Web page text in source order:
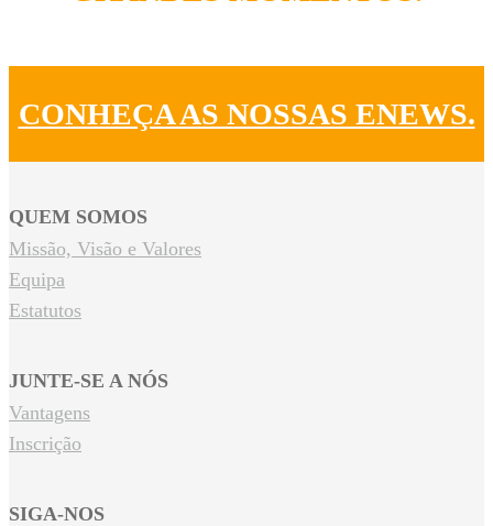
CONHEÇA AS NOSSAS ENEWS.
QUEM SOMOS
Missão, Visão e Valores
Equipa
Estatutos
JUNTE-SE A NÓS
Vantagens
Inscrição
SIGA-NOS